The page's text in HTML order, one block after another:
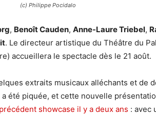
(c) Philippe Pocidalo
, Benoît Cauden, Anne-Laure Triebel,
. Le directeur artistique du Théâtre du
accueillera le spectacle dès le 21 août.
extraits musicaux alléchants et de
été piquée, et cette nouvelle
showcase il y a deux ans : avec